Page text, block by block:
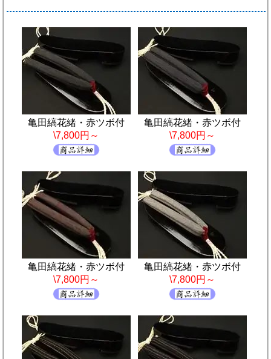
亀田縞花緒・赤ツボ付
\7,800円～
亀田縞花緒・赤ツボ付
\7,800円～
亀田縞花緒・赤ツボ付
\7,800円～
亀田縞花緒・赤ツボ付
\7,800円～